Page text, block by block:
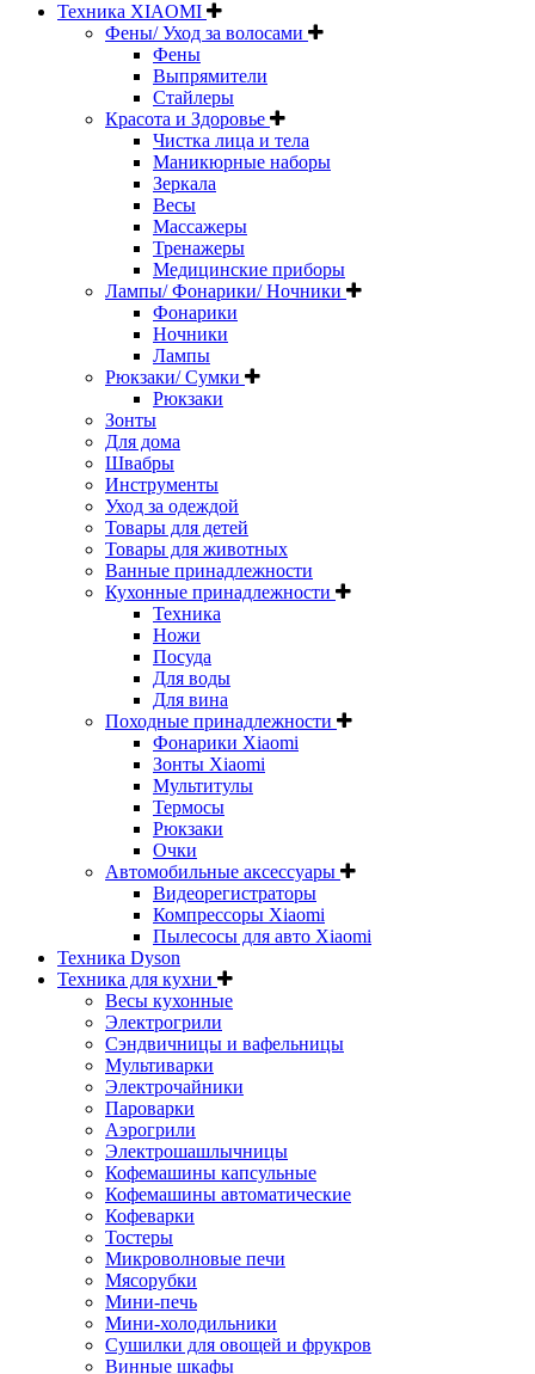
Техника XIAOMI
Фены/ Уход за волосами
Фены
Выпрямители
Стайлеры
Красота и Здоровье
Чистка лица и тела
Маникюрные наборы
Зеркала
Весы
Массажеры
Тренажеры
Медицинские приборы
Лампы/ Фонарики/ Ночники
Фонарики
Ночники
Лампы
Рюкзаки/ Сумки
Рюкзаки
Зонты
Для дома
Швабры
Инструменты
Уход за одеждой
Товары для детей
Товары для животных
Ванные принадлежности
Кухонные принадлежности
Техника
Ножи
Посуда
Для воды
Для вина
Походные принадлежности
Фонарики Xiaomi
Зонты Xiaomi
Мультитулы
Термосы
Рюкзаки
Очки
Автомобильные аксессуары
Видеорегистраторы
Компрессоры Xiaomi
Пылесосы для авто Xiaomi
Техника Dyson
Техника для кухни
Весы кухонные
Электрогрили
Сэндвичницы и вафельницы
Мультиварки
Электрочайники
Пароварки
Аэрогрили
Электрошашлычницы
Кофемашины капсульные
Кофемашины автоматические
Кофеварки
Тостеры
Микроволновые печи
Мясорубки
Мини-печь
Мини-холодильники
Сушилки для овощей и фрукров
Винные шкафы